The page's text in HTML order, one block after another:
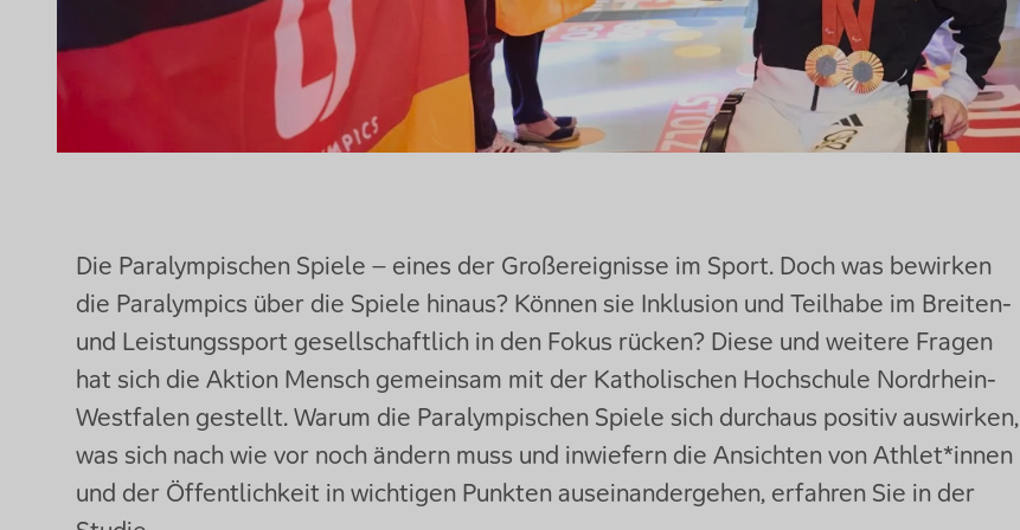
Die Paralympischen Spiele – eines der Großereignisse im Sport. Doch was bewirken
die Paralympics über die Spiele hinaus? Können sie Inklusion und Teilhabe im Breiten-
und Leistungssport gesellschaftlich in den Fokus rücken? Diese und weitere Fragen
hat sich die Aktion Mensch gemeinsam mit der Katholischen Hochschule Nordrhein-
Westfalen gestellt. Warum die Paralympischen Spiele sich durchaus positiv auswirken,
was sich nach wie vor noch ändern muss und inwiefern die Ansichten von Athlet*innen
und der Öffentlichkeit in wichtigen Punkten auseinandergehen, erfahren Sie in der